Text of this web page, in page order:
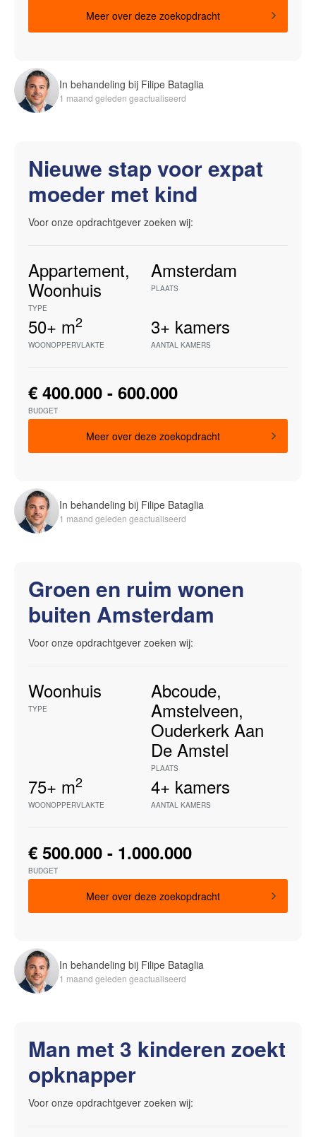
Meer over deze zoekopdracht
In behandeling bij Filipe Bataglia
1 maand geleden geactualiseerd
Nieuwe stap voor expat
moeder met kind
Voor onze opdrachtgever zoeken wij:
Appartement,
Woonhuis
TYPE
Amsterdam
PLAATS
50+ m2
WOONOPPERVLAKTE
3+ kamers
AANTAL KAMERS
€ 400.000 - 600.000
BUDGET
Meer over deze zoekopdracht
In behandeling bij Filipe Bataglia
1 maand geleden geactualiseerd
Groen en ruim wonen
buiten Amsterdam
Voor onze opdrachtgever zoeken wij:
Woonhuis
TYPE
Abcoude,
Amstelveen,
Ouderkerk Aan
De Amstel
PLAATS
75+ m2
WOONOPPERVLAKTE
4+ kamers
AANTAL KAMERS
€ 500.000 - 1.000.000
BUDGET
Meer over deze zoekopdracht
In behandeling bij Filipe Bataglia
1 maand geleden geactualiseerd
Man met 3 kinderen zoekt
opknapper
Voor onze opdrachtgever zoeken wij: